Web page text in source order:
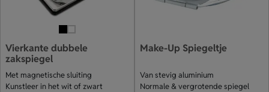
Vierkante dubbele
zakspiegel
Met magnetische sluiting
Kunstleer in het wit of zwart
Make-Up Spiegeltje
Van stevig aluminium
Normale & vergrotende spiegel